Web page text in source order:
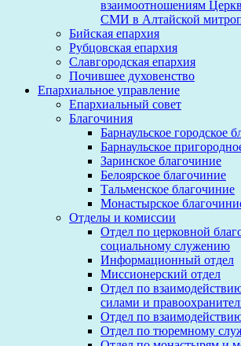
взаимоотношениям
СМИ в Алтайской
Бийская епархия
Рубцовская епархия
Славгородская епархия
Почившее духовенство
Епархиальное управление
Епархиальный совет
Благочиния
Барнаульское городское
Барнаульское
Заринское благочиние
Белоярское благочиние
Тальменское благочиние
Монастырское
Отделы и комиссии
Отдел по церковной
социальному служению
Информационный отдел
Миссионерский отдел
Отдел по
силами и
Отдел по
Отдел по тюремному